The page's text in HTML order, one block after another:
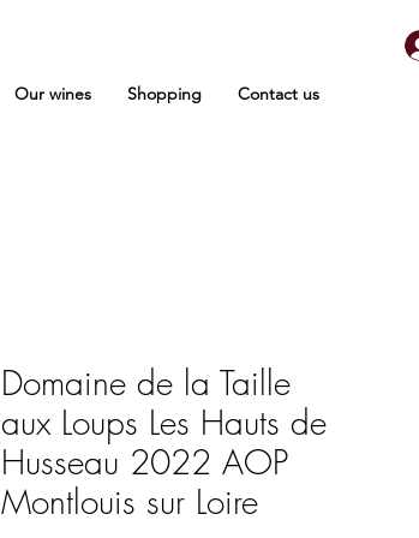
Our wines Shopping Contact us
Domaine de la Taille
aux Loups Les Hauts de
Husseau 2022 AOP
Montlouis sur Loire